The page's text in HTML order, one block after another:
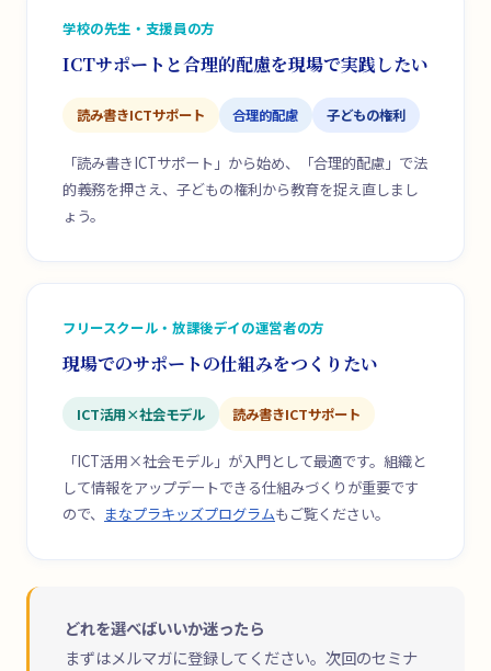
学校の先生・支援員の方
ICTサポートと合理的配慮を現場で実践したい
読み書きICTサポート 合理的配慮 子どもの権利
「読み書きICTサポート」から始め、「合理的配慮」で法
的義務を押さえ、子どもの権利から教育を捉え直しまし
ょう。
フリースクール・放課後デイの運営者の方
現場でのサポートの仕組みをつくりたい
ICT活用×社会モデル 読み書きICTサポート
「ICT活用×社会モデル」が入門として最適です。組織と
して情報をアップデートできる仕組みづくりが重要です
ので、 まなプラキッズプログラムもご覧ください。
どれを選べばいいか迷ったら
まずはメルマガに登録してください。次回のセミナ